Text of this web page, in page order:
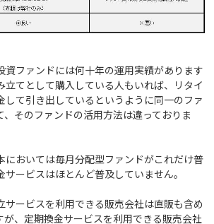
ファンドには何十年の運用実績があります
立てとして購入している人もいれば、リタイ
して引き出しているというように同一のファ
、そのファンドの活用方法は違っておりま
おいては毎月分配型ファンドがこれだけ普
サービスはほとんど普及していません。
ービスを利用できる販売会社は直販も含め
が、定期換金サービスを利用できる販売会社